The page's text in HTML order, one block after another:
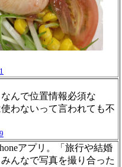
んで位置情報必須な
わないって言われても不
アプリ。「旅行や結婚
んなで写真を撮り合った